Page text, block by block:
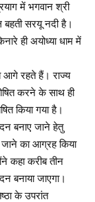
में भगवान श्री
बहती सरयू नदी है।
ही अयोध्या धाम में
आगे रहते हैं। राज्य
करने के साथ ही
किया गया है।
बनाए जाने हेतु
का आग्रह किया
कहा करीब तीन
बनाया जाएगा।
के उपरांत